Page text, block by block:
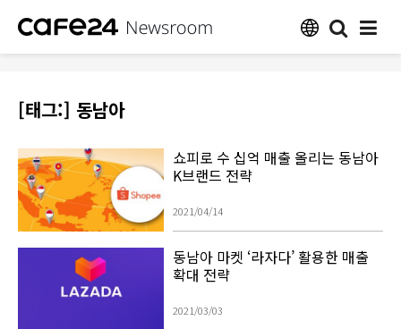
[태그:] 동남아
쇼피로 수 십억 매출 올리는 동남아
K브랜드 전략
2021/04/14
동남아 마켓 ‘라자다’ 활용한 매출
확대 전략
2021/03/03